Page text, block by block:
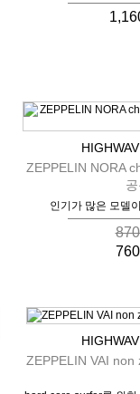
ZEPPELIN NORA
인기가 많은 모델
ZEPPELIN VAI